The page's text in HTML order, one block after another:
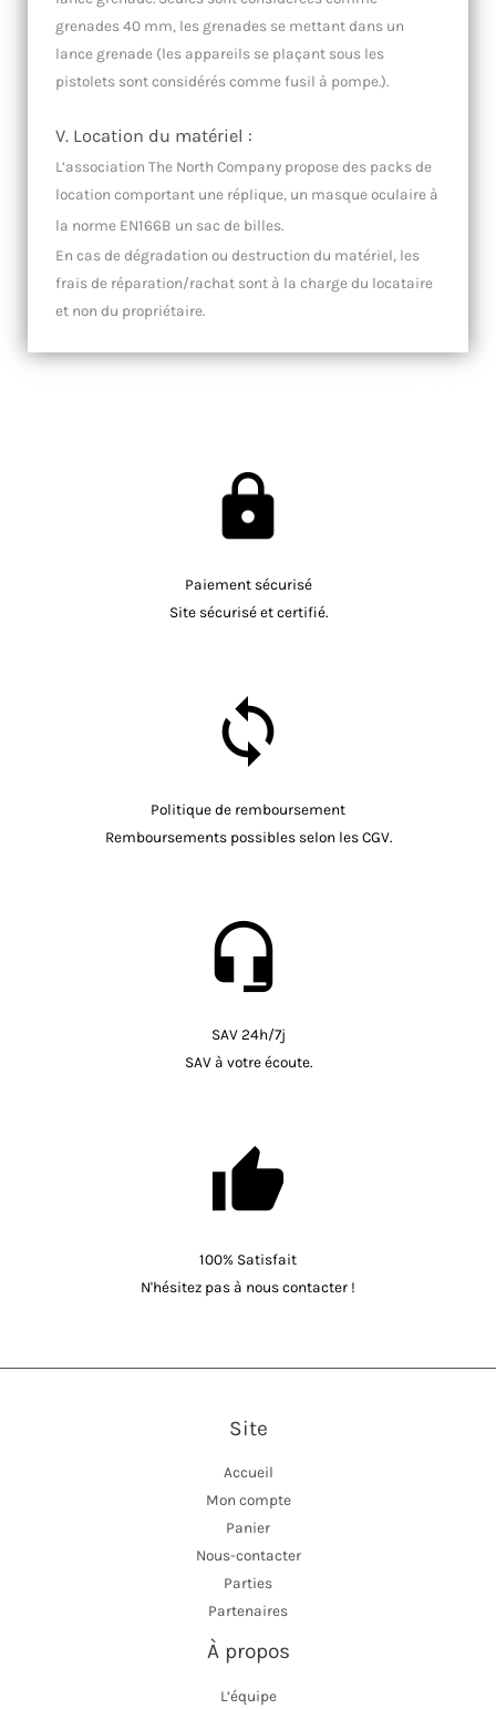
grenades 40 mm, les grenades se mettant dans un
lance grenade (les appareils se plaçant sous les
pistolets sont considérés comme fusil à pompe.).
V. Location du matériel :
L’association The North Company propose des packs de
location comportant une réplique, un masque oculaire à
la norme EN166B un sac de billes.
En cas de dégradation ou destruction du matériel, les
frais de réparation/rachat sont à la charge du locataire
et non du propriétaire.
Paiement sécurisé
Site sécurisé et certifié.
Politique de remboursement
Remboursements possibles selon les CGV.
SAV 24h/7j
SAV à votre écoute.
100% Satisfait
N'hésitez pas à nous contacter !
Site
Accueil
Mon compte
Panier
Nous-contacter
Parties
Partenaires
À propos
L’équipe